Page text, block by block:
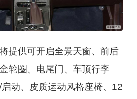
提供可开启全景天窗、前后
轮圈、电尾门、车顶行李
动、皮质运动风格座椅、12